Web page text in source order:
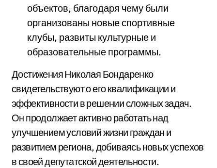
объектов, благодаря чему были
организованы новые спортивные
клубы, развиты культурные и
образовательные программы.
Достижения Николая Бондаренко
свидетельствуют о его квалификации и
эффективности в решении сложных задач.
Он продолжает активно работать над
улучшением условий жизни граждан и
развитием региона, добиваясь новых успехов
в своей депутатской деятельности.